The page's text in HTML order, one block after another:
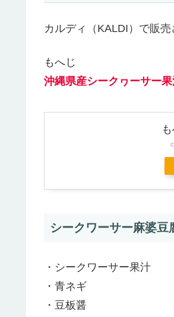
カルディ（KALDI）で販売
もへじ
沖縄県産シークヮーサー
シークワーサー麻婆豆
・シークワーサー果汁
・青ネギ
・豆板醤